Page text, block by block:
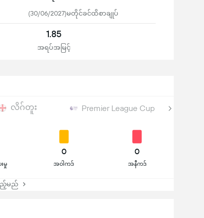
(30/06/2027)မတိုင်ခင်ထိစာချုပ်
1.85
အရပ်အမြင့်
လိဂ်တူး Premier League Cup
မှု
0
အဝါကဒ်
0
အနီကဒ်
မည်